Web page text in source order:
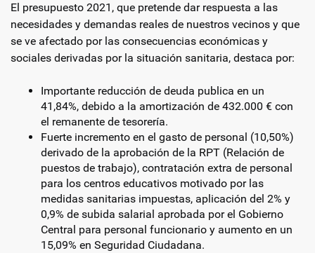
El presupuesto 2021, que pretende dar respuesta a las
necesidades y demandas reales de nuestros vecinos y que
se ve afectado por las consecuencias económicas y
sociales derivadas por la situación sanitaria, destaca por:
Importante reducción de deuda publica en un
41,84%, debido a la amortización de 432.000 € con
el remanente de tesorería.
Fuerte incremento en el gasto de personal (10,50%)
derivado de la aprobación de la RPT (Relación de
puestos de trabajo), contratación extra de personal
para los centros educativos motivado por las
medidas sanitarias impuestas, aplicación del 2% y
0,9% de subida salarial aprobada por el Gobierno
Central para personal funcionario y aumento en un
15,09% en Seguridad Ciudadana.